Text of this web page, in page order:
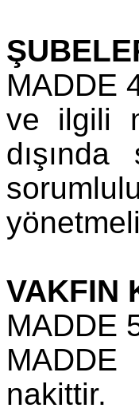
MADDE
ve ilgili
VAKFIN
MADDE
MADDE
nakittir.